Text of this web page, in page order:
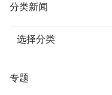
分类新闻
分
闻
专题